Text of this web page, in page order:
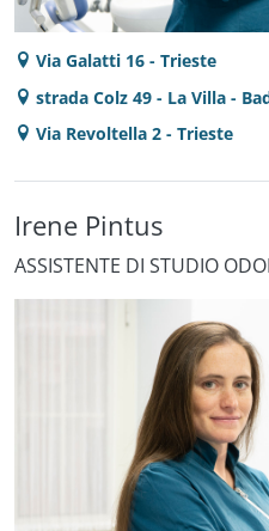
Via Galatti 16 - Trieste
strada Colz 49 - La Villa -
Via Revoltella 2 - Trieste
Irene Pintus
ASSISTENTE DI STUDIO